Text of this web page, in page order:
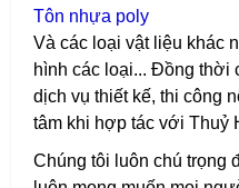
Tôn nhựa poly
Và các loại vật liệu khác
hình các loại... Đồng thời
dịch vụ thiết kế, thi công
tâm khi hợp tác với Thuỷ
Chúng tôi luôn chú trọng